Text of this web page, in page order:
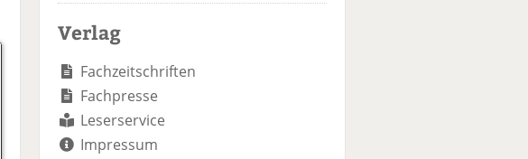
Verlag
Fachzeitschriften
Fachpresse
Leserservice
Impressum